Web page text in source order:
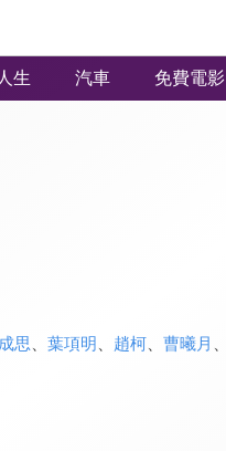
生 汽車 免費電影
思 葉項明 趙柯、 曹曦月